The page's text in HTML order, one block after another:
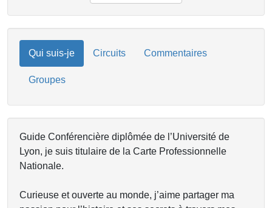
Qui suis-je Circuits Commentaires
Groupes
Guide Conférencière diplômée de l’Université de
Lyon, je suis titulaire de la Carte Professionnelle
Nationale.
Curieuse et ouverte au monde, j’aime partager ma